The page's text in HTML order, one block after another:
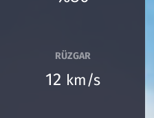
RÜZGAR
12 km/s